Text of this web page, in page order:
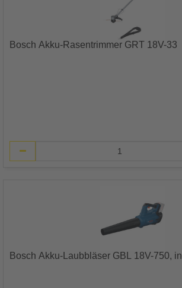
Bosch Akku-Rasentrimmer GRT 18V-33
Bosch Akku-Laubbläser GBL 18V-750,